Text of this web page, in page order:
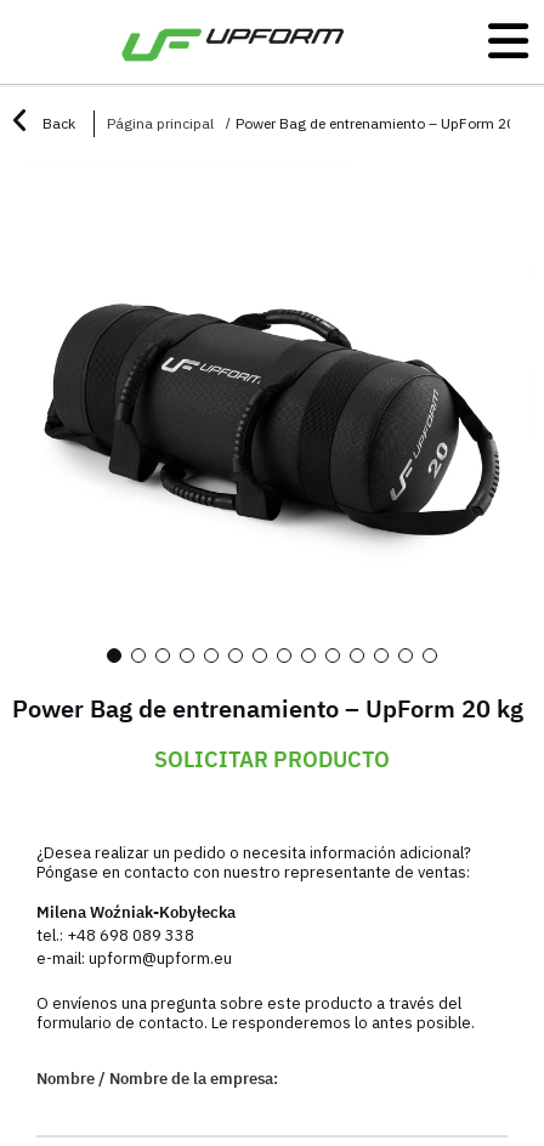
Back Página principal Power Bag de entrenamiento – UpForm 20 kg
Power Bag de entrenamiento – UpForm 20 kg
SOLICITAR PRODUCTO
¿Desea realizar un pedido o necesita información adicional?
Póngase en contacto con nuestro representante de ventas:
Milena Woźniak-Kobyłecka
tel.: +48 698 089 338
e-mail: upform@upform.eu
O envíenos una pregunta sobre este producto a través del
formulario de contacto. Le responderemos lo antes posible.
Nombre / Nombre de la empresa: